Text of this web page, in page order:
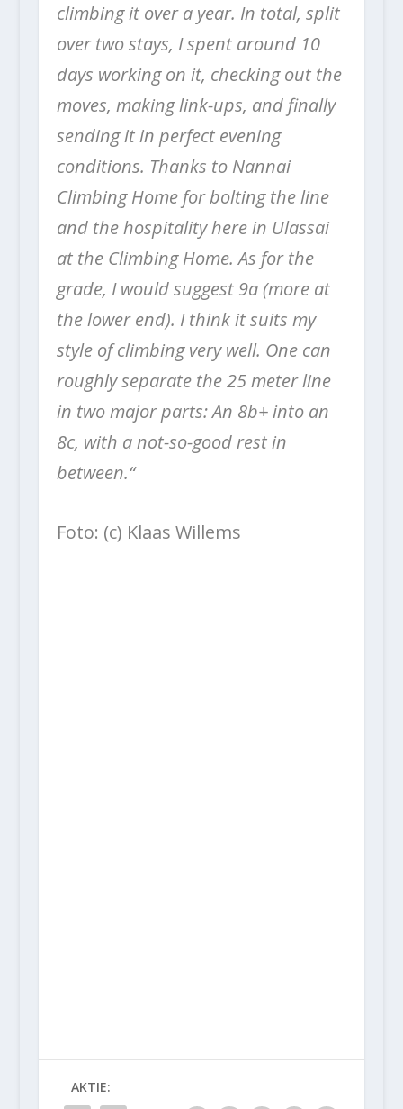
climbing it over a year. In total, split
over two stays, I spent around 10
days working on it, checking out the
moves, making link-ups, and finally
sending it in perfect evening
conditions. Thanks to Nannai
Climbing Home for bolting the line
and the hospitality here in Ulassai
at the Climbing Home. As for the
grade, I would suggest 9a (more at
the lower end). I think it suits my
style of climbing very well. One can
roughly separate the 25 meter line
in two major parts: An 8b+ into an
8c, with a not-so-good rest in
between.“
Foto: (c) Klaas Willems
AKTIE: